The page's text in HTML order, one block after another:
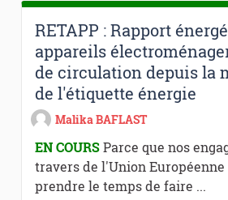
RETAPP : Rapport
appareils
de circulation depuis la
de l'étiquette énergie
Malika BAFLAST
EN COURSParce que nos
travers de l'Union
prendre le temps de faire ...